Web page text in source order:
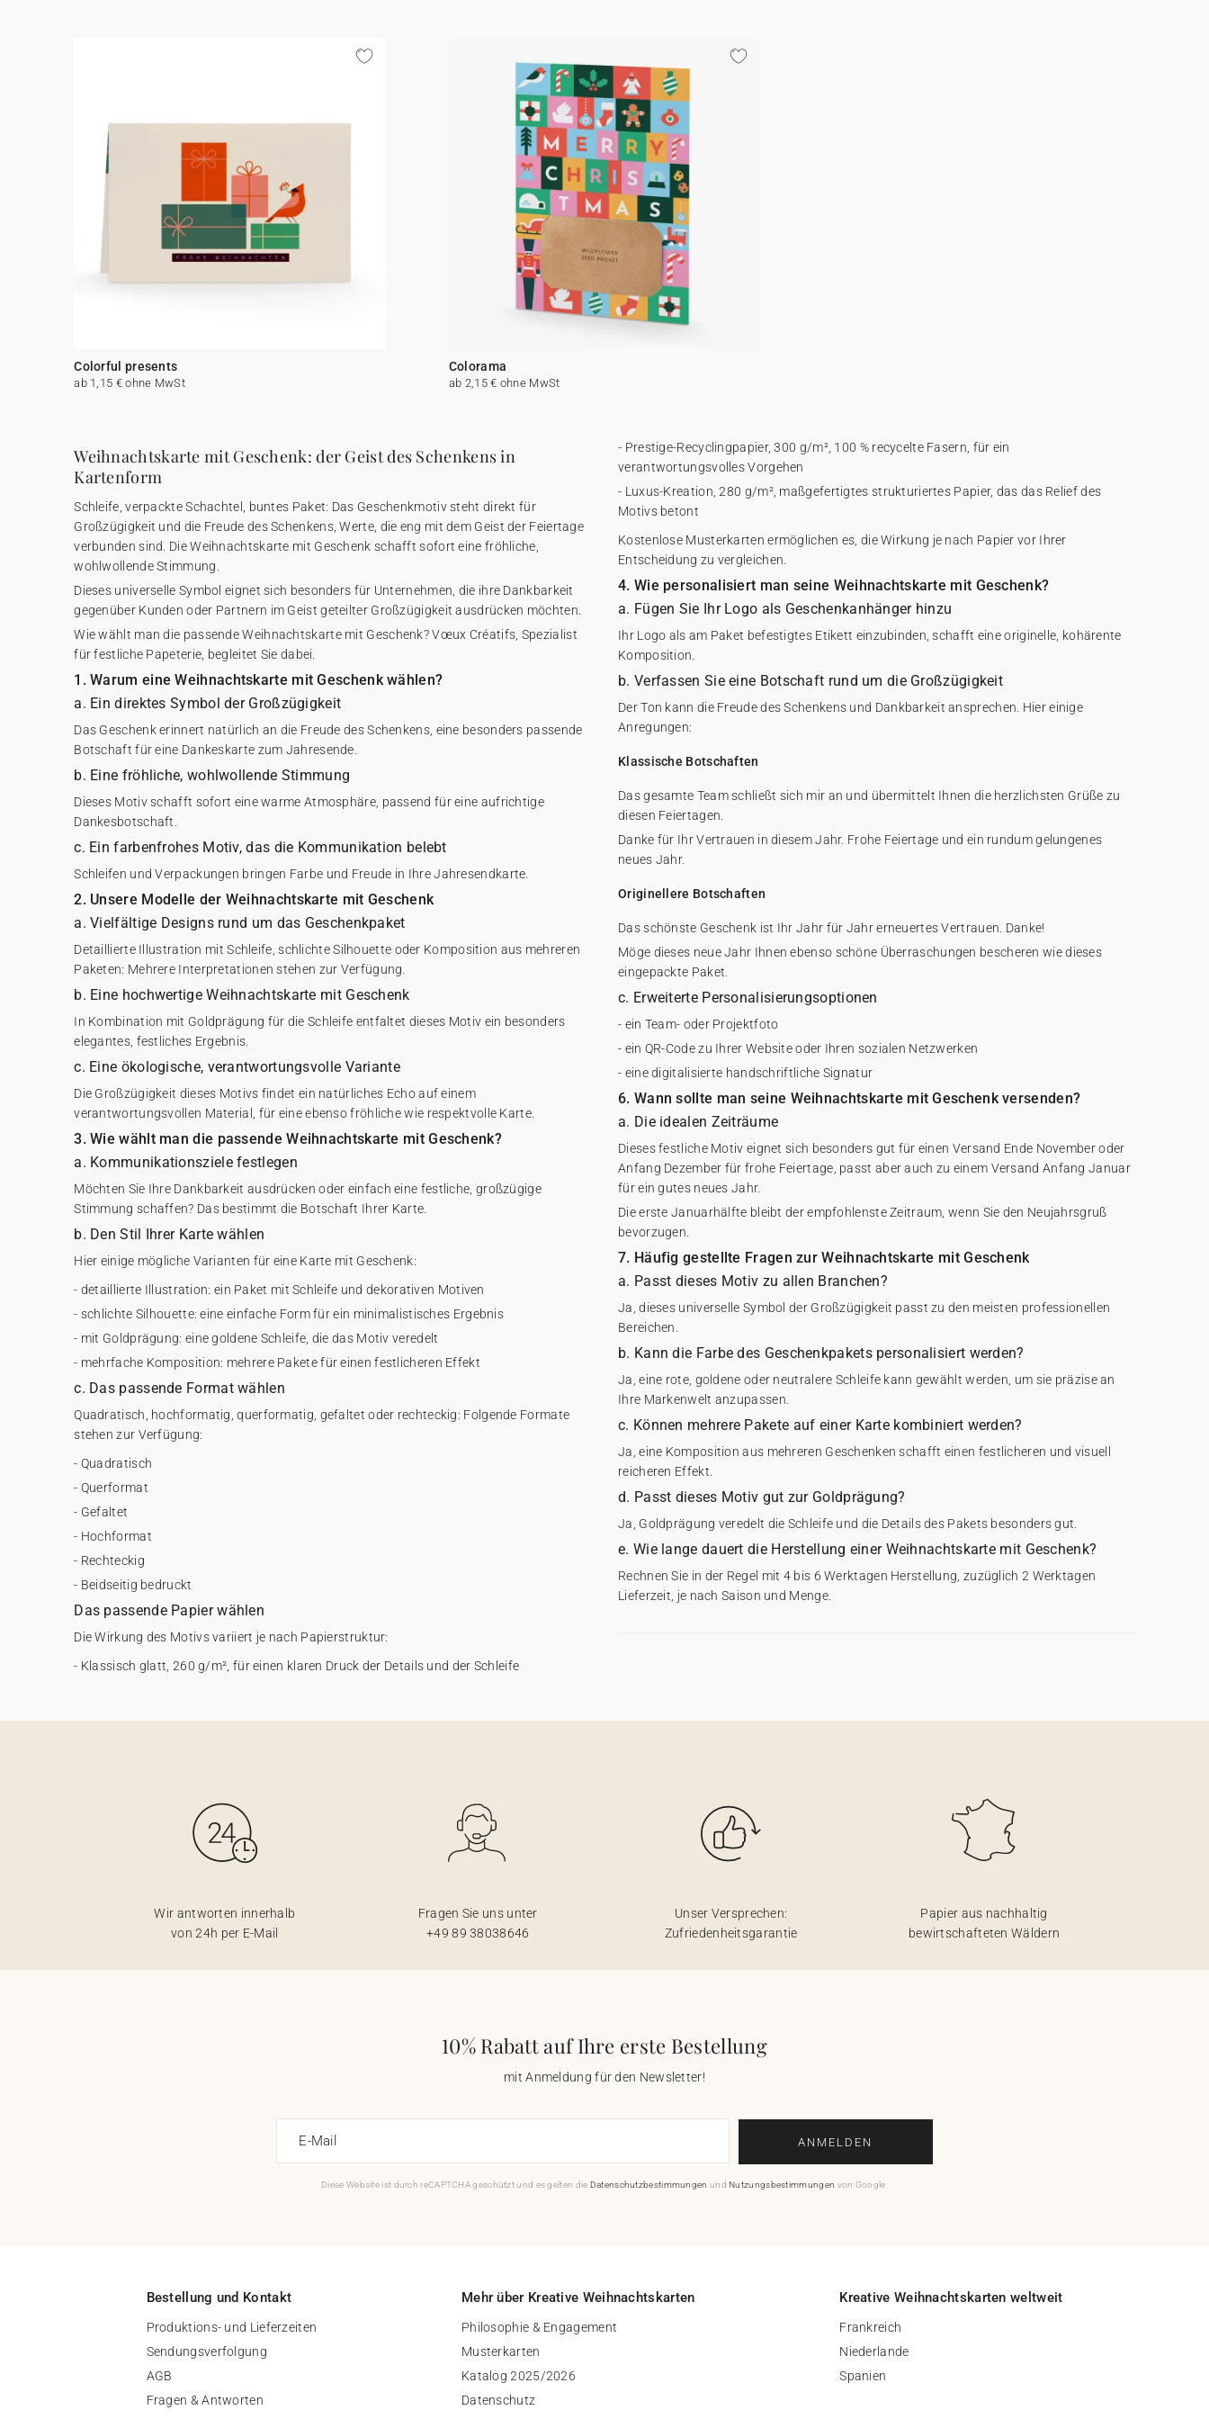
Colorful presents
ab 1,15 € ohne MwSt
Colorama
ab 2,15 € ohne MwSt
Weihnachtskarte mit Geschenk: der Geist des Schenkens in
Kartenform
Schleife, verpackte Schachtel, buntes Paket: Das Geschenkmotiv steht direkt für
Großzügigkeit und die Freude des Schenkens, Werte, die eng mit dem Geist der Feiertage
verbunden sind. Die Weihnachtskarte mit Geschenk schafft sofort eine fröhliche,
wohlwollende Stimmung.
Dieses universelle Symbol eignet sich besonders für Unternehmen, die ihre Dankbarkeit
gegenüber Kunden oder Partnern im Geist geteilter Großzügigkeit ausdrücken möchten.
Wie wählt man die passende Weihnachtskarte mit Geschenk? Vœux Créatifs, Spezialist
für festliche Papeterie, begleitet Sie dabei.
1. Warum eine Weihnachtskarte mit Geschenk wählen?
a. Ein direktes Symbol der Großzügigkeit
Das Geschenk erinnert natürlich an die Freude des Schenkens, eine besonders passende
Botschaft für eine Dankeskarte zum Jahresende.
b. Eine fröhliche, wohlwollende Stimmung
Dieses Motiv schafft sofort eine warme Atmosphäre, passend für eine aufrichtige
Dankesbotschaft.
c. Ein farbenfrohes Motiv, das die Kommunikation belebt
Schleifen und Verpackungen bringen Farbe und Freude in Ihre Jahresendkarte.
2. Unsere Modelle der Weihnachtskarte mit Geschenk
a. Vielfältige Designs rund um das Geschenkpaket
Detaillierte Illustration mit Schleife, schlichte Silhouette oder Komposition aus mehreren
Paketen: Mehrere Interpretationen stehen zur Verfügung.
b. Eine hochwertige Weihnachtskarte mit Geschenk
In Kombination mit Goldprägung für die Schleife entfaltet dieses Motiv ein besonders
elegantes, festliches Ergebnis.
c. Eine ökologische, verantwortungsvolle Variante
Die Großzügigkeit dieses Motivs findet ein natürliches Echo auf einem
verantwortungsvollen Material, für eine ebenso fröhliche wie respektvolle Karte.
3. Wie wählt man die passende Weihnachtskarte mit Geschenk?
a. Kommunikationsziele festlegen
Möchten Sie Ihre Dankbarkeit ausdrücken oder einfach eine festliche, großzügige
Stimmung schaffen? Das bestimmt die Botschaft Ihrer Karte.
b. Den Stil Ihrer Karte wählen
Hier einige mögliche Varianten für eine Karte mit Geschenk:
- detaillierte Illustration: ein Paket mit Schleife und dekorativen Motiven
- schlichte Silhouette: eine einfache Form für ein minimalistisches Ergebnis
- mit Goldprägung: eine goldene Schleife, die das Motiv veredelt
- mehrfache Komposition: mehrere Pakete für einen festlicheren Effekt
c. Das passende Format wählen
Quadratisch, hochformatig, querformatig, gefaltet oder rechteckig: Folgende Formate
stehen zur Verfügung:
- Quadratisch
- Querformat
- Gefaltet
- Hochformat
- Rechteckig
- Beidseitig bedruckt
Das passende Papier wählen
Die Wirkung des Motivs variiert je nach Papierstruktur:
- Klassisch glatt, 260 g/m², für einen klaren Druck der Details und der Schleife
- Prestige-Recyclingpapier, 300 g/m², 100 % recycelte Fasern, für ein
verantwortungsvolles Vorgehen
- Luxus-Kreation, 280 g/m², maßgefertigtes strukturiertes Papier, das das Relief des
Motivs betont
Kostenlose Musterkarten ermöglichen es, die Wirkung je nach Papier vor Ihrer
Entscheidung zu vergleichen.
4. Wie personalisiert man seine Weihnachtskarte mit Geschenk?
a. Fügen Sie Ihr Logo als Geschenkanhänger hinzu
Ihr Logo als am Paket befestigtes Etikett einzubinden, schafft eine originelle, kohärente
Komposition.
b. Verfassen Sie eine Botschaft rund um die Großzügigkeit
Der Ton kann die Freude des Schenkens und Dankbarkeit ansprechen. Hier einige
Anregungen:
Klassische Botschaften
Das gesamte Team schließt sich mir an und übermittelt Ihnen die herzlichsten Grüße zu
diesen Feiertagen.
Danke für Ihr Vertrauen in diesem Jahr. Frohe Feiertage und ein rundum gelungenes
neues Jahr.
Originellere Botschaften
Das schönste Geschenk ist Ihr Jahr für Jahr erneuertes Vertrauen. Danke!
Möge dieses neue Jahr Ihnen ebenso schöne Überraschungen bescheren wie dieses
eingepackte Paket.
c. Erweiterte Personalisierungsoptionen
- ein Team- oder Projektfoto
- ein QR-Code zu Ihrer Website oder Ihren sozialen Netzwerken
- eine digitalisierte handschriftliche Signatur
6. Wann sollte man seine Weihnachtskarte mit Geschenk versenden?
a. Die idealen Zeiträume
Dieses festliche Motiv eignet sich besonders gut für einen Versand Ende November oder
Anfang Dezember für frohe Feiertage, passt aber auch zu einem Versand Anfang Januar
für ein gutes neues Jahr.
Die erste Januarhälfte bleibt der empfohlenste Zeitraum, wenn Sie den Neujahrsgruß
bevorzugen.
7. Häufig gestellte Fragen zur Weihnachtskarte mit Geschenk
a. Passt dieses Motiv zu allen Branchen?
Ja, dieses universelle Symbol der Großzügigkeit passt zu den meisten professionellen
Bereichen.
b. Kann die Farbe des Geschenkpakets personalisiert werden?
Ja, eine rote, goldene oder neutralere Schleife kann gewählt werden, um sie präzise an
Ihre Markenwelt anzupassen.
c. Können mehrere Pakete auf einer Karte kombiniert werden?
Ja, eine Komposition aus mehreren Geschenken schafft einen festlicheren und visuell
reicheren Effekt.
d. Passt dieses Motiv gut zur Goldprägung?
Ja, Goldprägung veredelt die Schleife und die Details des Pakets besonders gut.
e. Wie lange dauert die Herstellung einer Weihnachtskarte mit Geschenk?
Rechnen Sie in der Regel mit 4 bis 6 Werktagen Herstellung, zuzüglich 2 Werktagen
Lieferzeit, je nach Saison und Menge.
Wir antworten innerhalb
von 24h per E-Mail
Fragen Sie uns unter
+49 89 38038646
Unser Versprechen:
Zufriedenheitsgarantie
Papier aus nachhaltig
bewirtschafteten Wäldern
10% Rabatt auf Ihre erste Bestellung
mit Anmeldung für den Newsletter!
E-Mail ANMELDEN
Diese Website ist durch reCAPTCHA geschützt und es gelten die Datenschutzbestimmungen und Nutzungsbestimmungen von Google.
Bestellung und Kontakt
Produktions- und Lieferzeiten
Sendungsverfolgung
AGB
Fragen & Antworten
Mehr über Kreative Weihnachtskarten
Philosophie & Engagement
Musterkarten
Katalog 2025/2026
Datenschutz
Kreative Weihnachtskarten weltweit
Frankreich
Niederlande
Spanien